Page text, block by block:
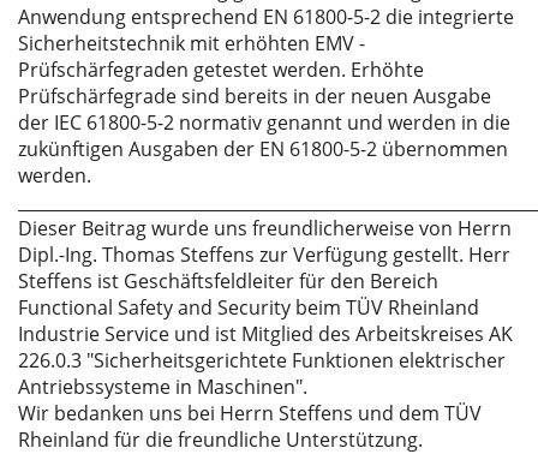
Anwendung entsprechend EN 61800-5-2 die integrierte
Sicherheitstechnik mit erhöhten EMV -
Prüfschärfegraden getestet werden. Erhöhte
Prüfschärfegrade sind bereits in der neuen Ausgabe
der IEC 61800-5-2 normativ genannt und werden in die
zukünftigen Ausgaben der EN 61800-5-2 übernommen
werden.
Dieser Beitrag wurde uns freundlicherweise von Herrn
Dipl.-Ing. Thomas Steffens zur Verfügung gestellt. Herr
Steffens ist Geschäftsfeldleiter für den Bereich
Functional Safety and Security beim TÜV Rheinland
Industrie Service und ist Mitglied des Arbeitskreises AK
226.0.3 "Sicherheitsgerichtete Funktionen elektrischer
Antriebssysteme in Maschinen".
Wir bedanken uns bei Herrn Steffens und dem TÜV
Rheinland für die freundliche Unterstützung.